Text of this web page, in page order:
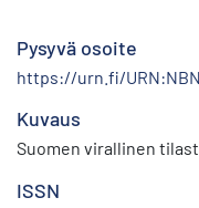
Pysyvä osoite
https://urn.fi/
Kuvaus
Suomen virallinen
ISSN